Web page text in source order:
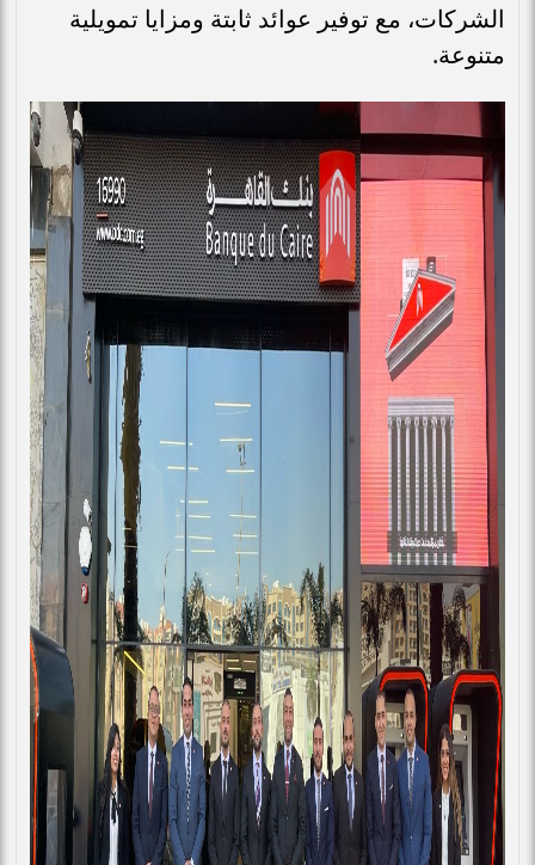
الشركات، مع توفير عوائد ثابتة ومزايا تمويلية
متنوعة.